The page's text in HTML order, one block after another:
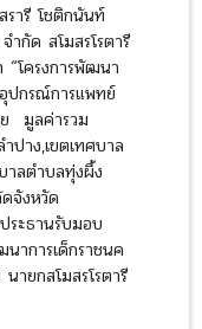
ารี โชติกนันท์
กัด สโมสรโรตารี
“โครงการพัฒนา
ปกรณ์การแพทย์
มูลค่ารวม
ปาง,เขตเทศบาล
าลตำบลทุ่งผึ้ง
จังหวัด
ระธานรับมอบ
าการเด็กราชนค
ายกสโมสรโรตารี